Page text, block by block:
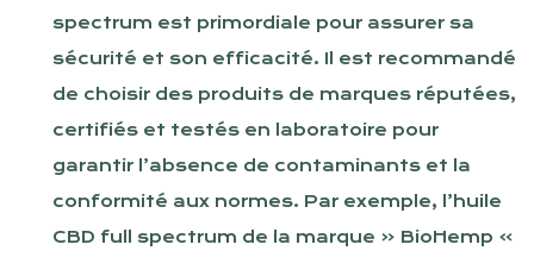
spectrum est primordiale pour assurer sa
sécurité et son efficacité. Il est recommandé
de choisir des produits de marques réputées,
certifiés et testés en laboratoire pour
garantir l’absence de contaminants et la
conformité aux normes. Par exemple, l’huile
CBD full spectrum de la marque « BioHemp »